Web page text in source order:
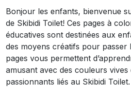
Bonjour les enfants, bienvenue
de Skibidi Toilet! Ces pages à
éducatives sont destinées aux
des moyens créatifs pour passer
pages vous permettent
amusant avec des couleurs vives
passionnants liés au Skibidi Toilet.